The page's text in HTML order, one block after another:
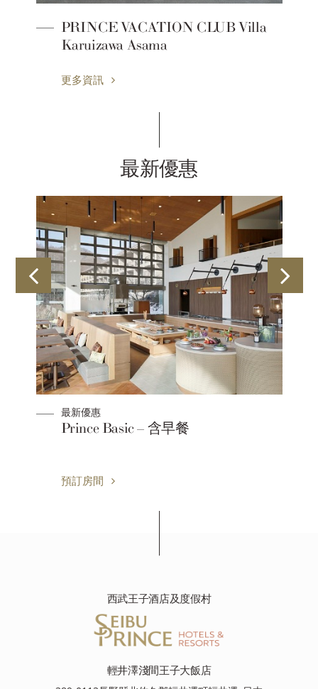
PRINCE VACATION CLUB Villa
Karuizawa Asama
更多資訊
最新優惠
最新優惠
Prince Basic – 含早餐
預訂房間
西武王子酒店及度假村
輕井澤淺間王子大飯店